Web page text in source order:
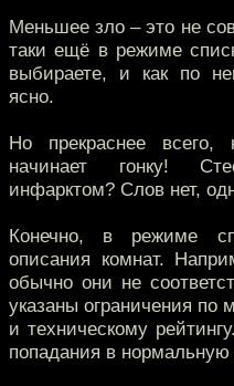
Меньшее зло – это не
таки ещё в режиме
выбираете, и как по
ясно.
Но прекраснее всего,
начинает гонку!
инфарктом? Слов нет,
Конечно, в режиме
описания комнат.
обычно они не
указаны ограничения
и техническому
попадания в нормальную